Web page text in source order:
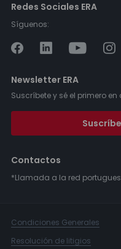
Redes Sociales ERA
Síguenos:
Newsletter ERA
Suscríbete y sé el primero
Contactos
*Llamada a la red
Condiciones Generales
Resolución de litigios